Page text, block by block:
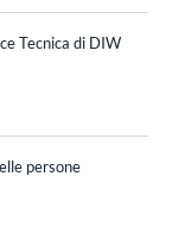
Tecnica di DIW
persone